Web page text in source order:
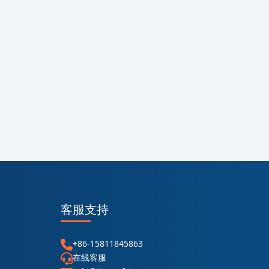
客服支持
+86-15811845863
在线客服